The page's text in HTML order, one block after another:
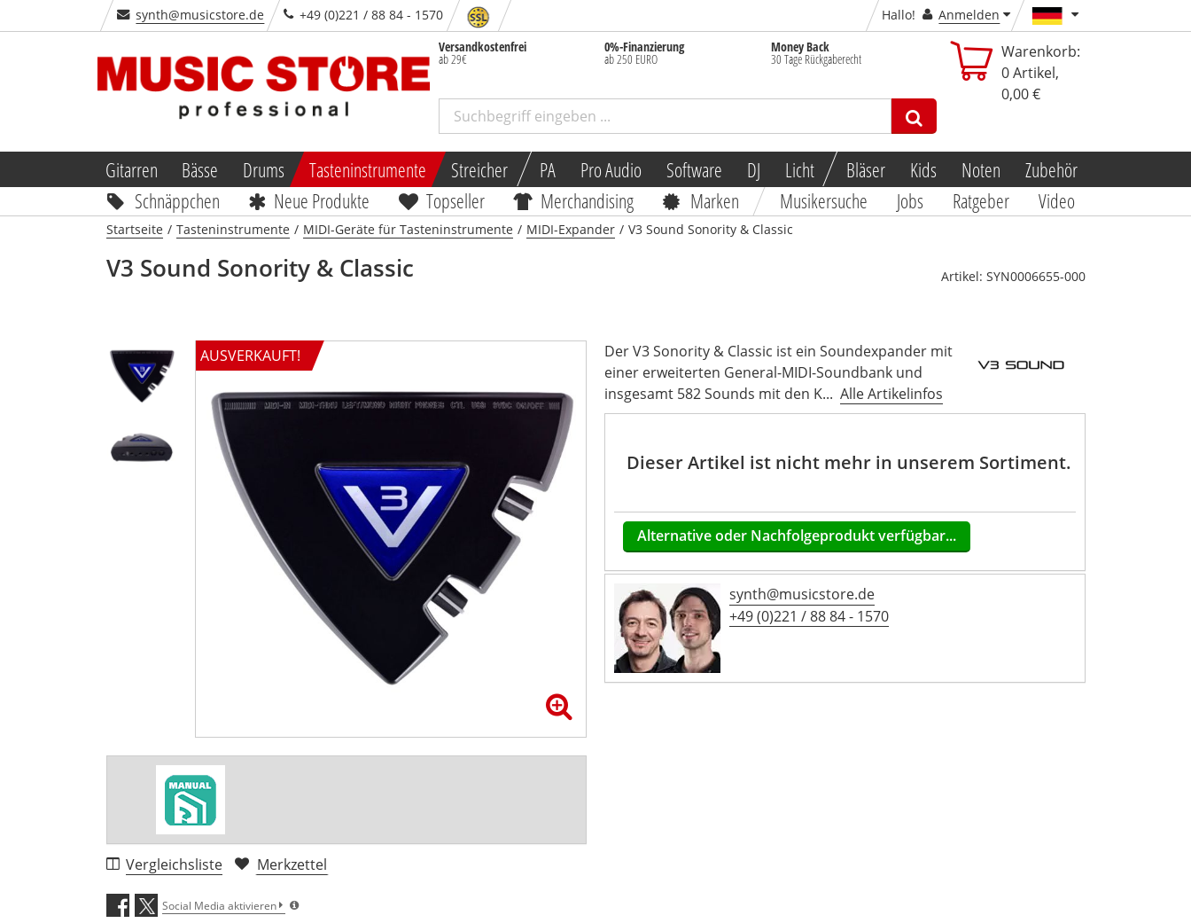
synth@musicstore.de +49 (0)221 / 88 84 - 1570 Hallo!
Anmelden
Versandkostenfrei
ab 29€
0%-Finanzierung
ab 250 EURO
Money Back
30 Tage Rückgaberecht
Warenkorb:
0 Artikel,
0,00 €
Gitarren Bässe Drums Tasteninstrumente Streicher PA Pro Audio Software DJ Licht Bläser Kids Noten
Zubehör
Schnäppchen
Neue Produkte Topseller Merchandising Marken Musikersuche Jobs Ratgeber Video
Startseite / Tasteninstrumente / MIDI-Geräte für Tasteninstrumente / MIDI-Expander / V3 Sound Sonority & Classic
V3 Sound Sonority & Classic Artikel: SYN0006655-000
AUSVERKAUFT!
Vergleichsliste Merkzettel
Social Media aktivieren
Der V3 Sonority & Classic ist ein Soundexpander mit
einer erweiterten General-MIDI-Soundbank und
insgesamt 582 Sounds mit den K... Alle Artikelinfos
Dieser Artikel ist nicht mehr in unserem Sortiment.
Alternative oder Nachfolgeprodukt verfügbar...
synth@musicstore.de
+49 (0)221 / 88 84 - 1570